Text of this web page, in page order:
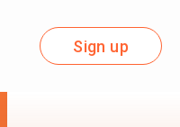
Sign up